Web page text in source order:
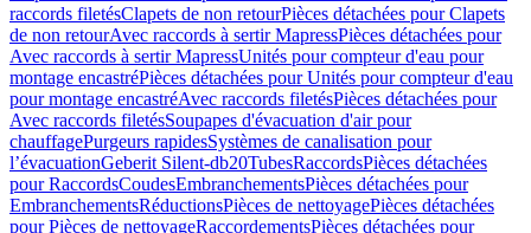
raccords filetésClapets de non retourPièces détachées pour Clapets
de non retourAvec raccords à sertir MapressPièces détachées pour
Avec raccords à sertir MapressUnités pour compteur d'eau pour
montage encastréPièces détachées pour Unités pour compteur d'eau
pour montage encastréAvec raccords filetésPièces détachées pour
Avec raccords filetésSoupapes d'évacuation d'air pour
chauffagePurgeurs rapidesSystèmes de canalisation pour
l’évacuationGeberit Silent-db20TubesRaccordsPièces détachées
pour RaccordsCoudesEmbranchementsPièces détachées pour
EmbranchementsRéductionsPièces de nettoyagePièces détachées
pour Pièces de nettoyageRaccordementsPièces détachées pour